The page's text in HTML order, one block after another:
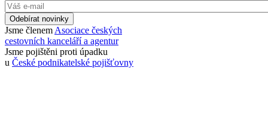
Odebírat novinky
Jsme členem Asociace českých
cestovních kanceláří a agentur
Jsme pojištěni proti úpadku
u České podnikatelské pojišťovny